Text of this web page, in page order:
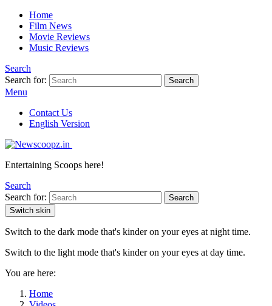
Home
Film News
Movie Reviews
Music Reviews
Search
Search for:
Search
Menu
Contact Us
English Version
Entertaining Scoops here!
Search
Search for:
Search
Switch skin
Switch to the dark mode that's kinder on your eyes at night time.
Switch to the light mode that's kinder on your eyes at day time.
You are here:
Home